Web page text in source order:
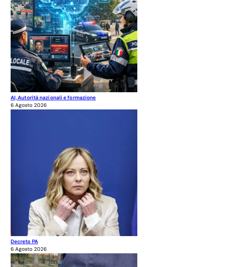
AI, Autorità nazionali e formazione
6 Agosto 2026
Decreto PA
6 Agosto 2026